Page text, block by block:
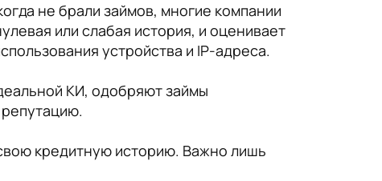
не брали займов, многие компании
или слабая история, и оценивает
устройства и IP-адреса.
КИ, одобряют займы
кредитную историю. Важно лишь